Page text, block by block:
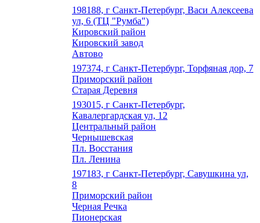
198188, г Санкт-Петербург, Васи Алексеева
ул, 6 (ТЦ "Румба")
Кировский район
Кировский завод
Автово
197374, г Санкт-Петербург, Торфяная дор, 7
Приморский район
Старая Деревня
193015, г Санкт-Петербург,
Кавалергардская ул, 12
Центральный район
Чернышевская
Пл. Восстания
Пл. Ленина
197183, г Санкт-Петербург, Савушкина ул,
8
Приморский район
Черная Речка
Пионерская